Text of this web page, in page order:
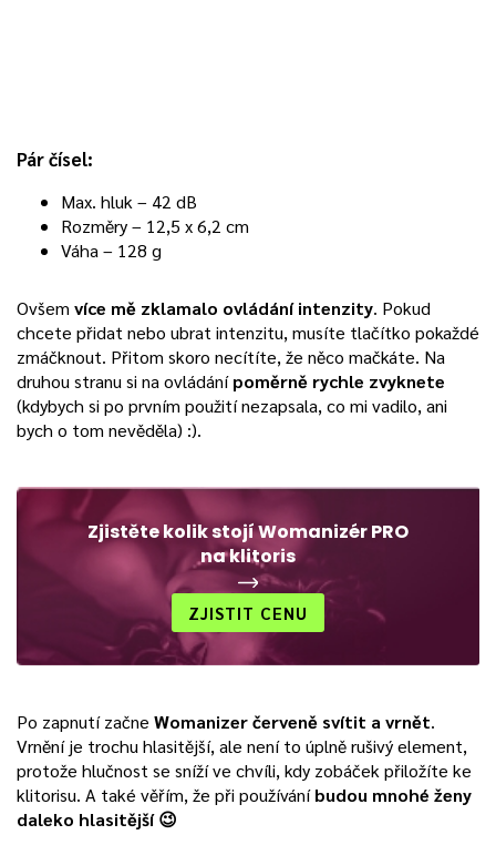
Pár čísel:
Max. hluk – 42 dB
Rozměry – 12,5 x 6,2 cm
Váha – 128 g
Ovšem více mě zklamalo ovládání intenzity. Pokud
chcete přidat nebo ubrat intenzitu, musíte tlačítko pokaždé
zmáčknout. Přitom skoro necítíte, že něco mačkáte. Na
druhou stranu si na ovládánípoměrně rychle zvyknete
(kdybych si po prvním použití nezapsala, co mi vadilo, ani
bych o tom nevěděla) :).
Zjistěte kolik stojí Womanizér PRO
na klitoris
ZJISTIT CENU
Po zapnutí začne Womanizer červeně svítit a vrnět.
Vrnění je trochu hlasitější, ale není to úplně rušivý element,
protože hlučnost se sníží ve chvíli, kdy zobáček přiložíte ke
klitorisu. A také věřím, že při používáníbudou mnohé ženy
daleko hlasitější 😉